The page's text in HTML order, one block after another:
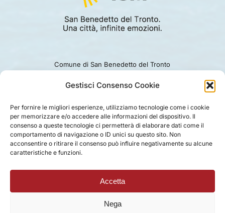
Gestisci Consenso Cookie
Per fornire le migliori esperienze, utilizziamo tecnologie come i cookie
per memorizzare e/o accedere alle informazioni del dispositivo. Il
consenso a queste tecnologie ci permetterà di elaborare dati come il
comportamento di navigazione o ID unici su questo sito. Non
acconsentire o ritirare il consenso può influire negativamente su alcune
caratteristiche e funzioni.
Accetta
Nega
Comune di San Benedetto del Tronto
Ufficio turismo: 0735.794229
PRIVACY |COOKIE | LEGAL |DISCLAIMER